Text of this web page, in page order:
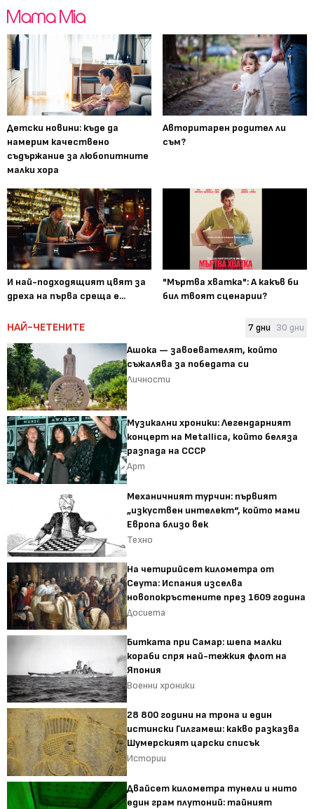
Детски новини: къде да
намерим качествено
съдържание за любопитните
малки хора
Авторитарен родител ли
съм?
И най-подходящият цвят за
дреха на първа среща е...
"Мъртва хватка": А какъв би
бил твоят сценарии?
НАЙ-ЧЕТЕНИТЕ 7 дни 30 дни
Ашока — завоевателят, който
съжалява за победата си
Личности
Музикални хроники: Легендарният
концерт на Metallica, който беляза
разпада на СССР
Арт
Механичният турчин: първият
„изкуствен интелект“, който мами
Европа близо век
Техно
На четирийсет километра от
Сеута: Испания изселва
новопокръстените през 1609 година
Досиета
Битката при Самар: шепа малки
кораби спря най-тежкия флот на
Япония
Военни хроники
28 800 години на трона и един
истински Гилгамеш: какво разказва
Шумерският царски списък
Истории
Двайсет километра тунели и нито
един грам плутоний: тайният